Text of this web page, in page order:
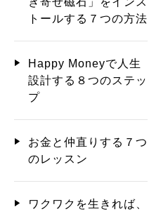
トールする７つの方法
Happy Moneyで人生
設計する８つのステッ
プ
お金と仲直りする７つ
のレッスン
ワクワクを生きれば、